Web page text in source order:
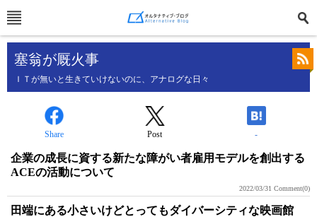
塞翁が厩火事
ＩＴが無いと生きていけないのに、アナログな日々
Share Post -
企業の成長に資する新たな障がい者雇用モデルを創出する
ACEの活動について
2022/03/31 Comment(0)
田端にある小さいけどとってもダイバーシティな映画館